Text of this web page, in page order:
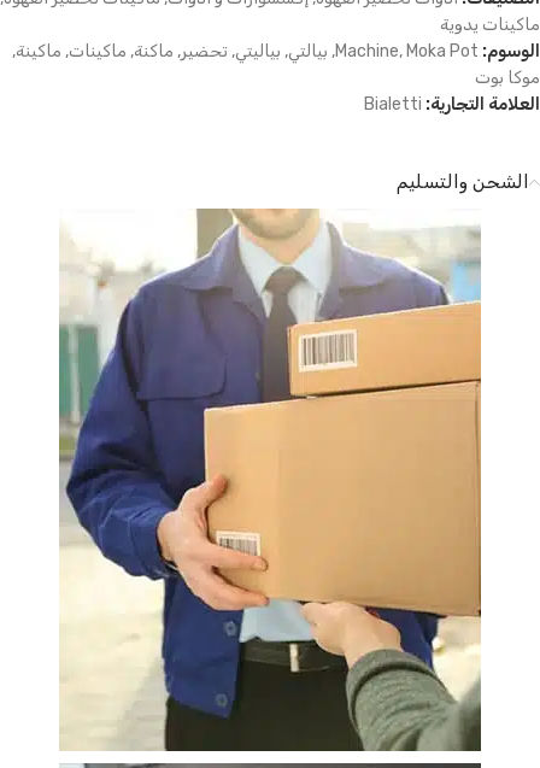
ماكينات يدوية
الوسوم:
Machine, Moka Pot
, بيالتي, بياليتي, تحضير, ماكنة, ماكينات, ماكينة,
موكا بوت
العلامة التجارية: Bialetti
الشحن والتسليم